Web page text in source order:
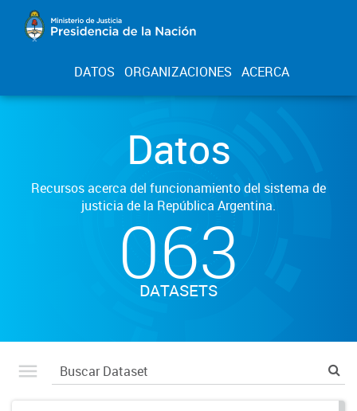
DATOS ORGANIZACIONES ACERCA
Datos
Recursos acerca del funcionamiento del sistema de
justicia de la República Argentina.
063
DATASETS